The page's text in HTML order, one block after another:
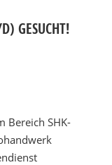
GESUCHT!
Bereich SHK-